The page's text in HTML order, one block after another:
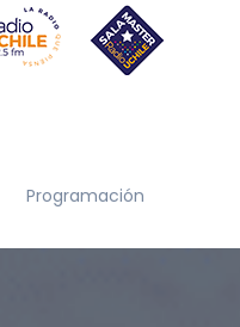
Programación